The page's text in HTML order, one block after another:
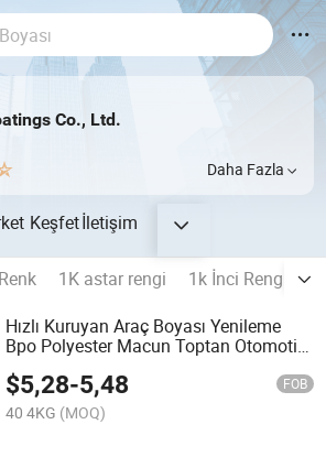
Co., Ltd.
Daha Fazla
Keşfetİletişim
1K astar rengi 1k İnci Rengi
Hızlı Kuruyan Araç Boyası Yenileme
Bpo Polyester Macun Toptan Otomotiv
$5,28-5,48 FOB
40 4KG (MOQ)